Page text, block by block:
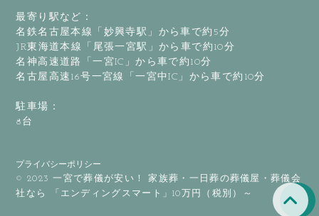
最寄り駅など：
名鉄名古屋本線「妙興寺駅」から車で約5分
JR東海道本線「尾張一宮駅」から車で約10分
名神高速道路「一宮IC」から車で約10分
名古屋高速16号一宮線「一宮中IC」から車で約10分
駐車場：
8台
プライバシーポリシー
© 2023 一宮で葬儀が安い！ 家族葬・一日葬の葬儀屋・葬儀会
社なら 「エンディングスマート」10万円（税別）～